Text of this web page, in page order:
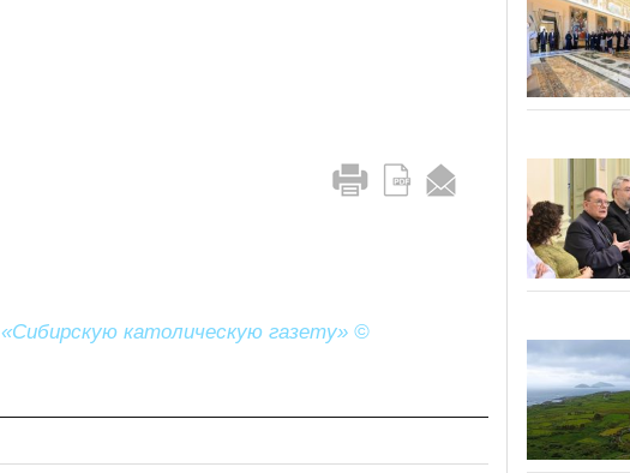
«Сибирскую католическую газету» ©